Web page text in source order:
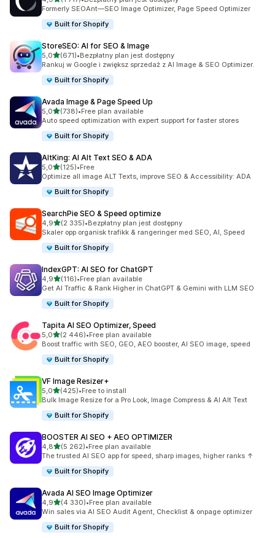
Łączna liczba recenzji: 1717
Formerly SEOAnt—SEO Image Optimizer, Page Speed Optimizer
Built for Shopify
StoreSEO: AI for SEO & Image
5,0na 5 gwiazdek
(671)
Łączna liczba recenzji: 671
•Bezpłatny plan jest dostępny
Rankuj w Google i zwiększ sprzedaż z AI Image & SEO Optimizer.
Built for Shopify
Avada Image & Page Speed Up
5,0na 5 gwiazdek
(738)
Łączna liczba recenzji: 738
•Free plan available
Auto speed optimization with expert support for faster stores
Built for Shopify
AltKing: AI Alt Text SEO & ADA
5,0na 5 gwiazdek
(125)
Łączna liczba recenzji: 125
•Free
Optimize all image ALT Texts, improve SEO & Accessibility: ADA
Built for Shopify
SearchPie SEO & Speed optimize
4,9na 5 gwiazdek
(2 335)
Łączna liczba recenzji: 2335
•Bezpłatny plan jest dostępny
Skaler opp organisk trafikk & rangeringer med SEO, AI, Speed
Built for Shopify
IndexGPT: AI SEO for ChatGPT
4,9na 5 gwiazdek
(116)
Łączna liczba recenzji: 116
•Free plan available
Get AI Traffic & Rank Higher in ChatGPT & Gemini with LLM SEO
Built for Shopify
Tapita AI SEO Optimizer, Speed
5,0na 5 gwiazdek
(2 446)
Łączna liczba recenzji: 2446
•Free plan available
Boost traffic with SEO, GEO, AEO booster, AI SEO image, speed
Built for Shopify
VF Image Resizer+
5,0na 5 gwiazdek
(425)
Łączna liczba recenzji: 425
•Free to install
Bulk Image Resize for a Pro Look, Image Compress & AI Alt Text
Built for Shopify
BOOSTER AI SEO + AEO OPTIMIZER
4,8na 5 gwiazdek
(5 262)
Łączna liczba recenzji: 5262
•Free plan available
The trusted AI SEO app for speed, sharp images, higher ranks ↑
Built for Shopify
Avada AI SEO Image Optimizer
4,9na 5 gwiazdek
(4 330)
Łączna liczba recenzji: 4330
•Free plan available
Win sales via AI SEO Audit Agent, Checklist & onpage optimizer
Built for Shopify